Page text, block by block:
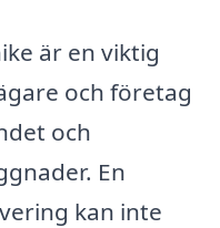
är en viktig
och företag
och
En
kan inte